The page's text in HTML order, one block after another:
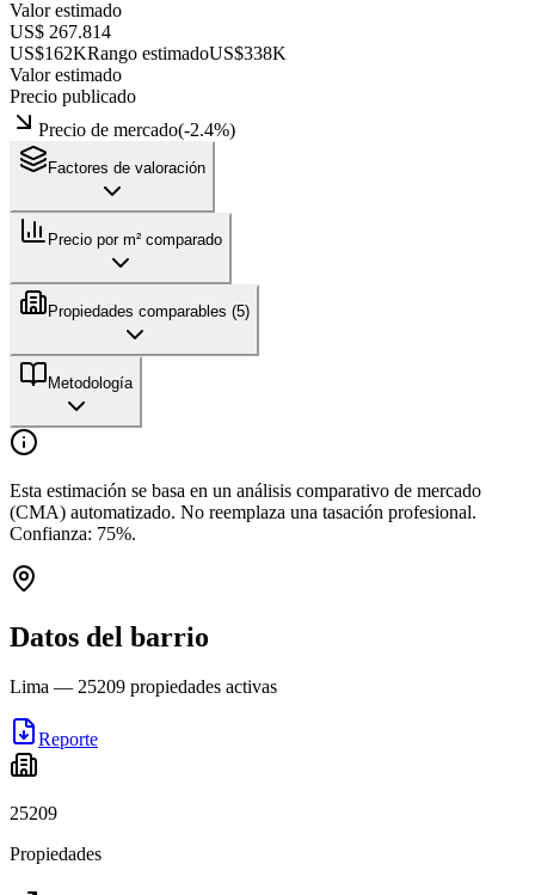
Valor estimado
US$ 267.814
US$162KRango estimadoUS$338K
Valor estimado
Precio publicado
Precio de mercado(-2.4%)
Factores de valoración
Precio por m² comparado
Propiedades comparables (5)
Metodología
Esta estimación se basa en un análisis comparativo de mercado
(CMA) automatizado. No reemplaza una tasación profesional.
Confianza: 75%.
Datos del barrio
Lima — 25209 propiedades activas
Reporte
25209
Propiedades